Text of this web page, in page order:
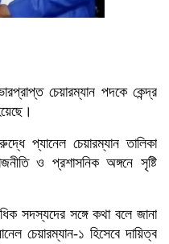
চেয়ারম্যান পদকে কেন্দ্র
প্যানেল চেয়ারম্যান তালিকা
ও প্রশাসনিক অঙ্গনে সৃষ্টি
সদস্যদের সঙ্গে কথা বলে জানা
চেয়ারম্যান-১ হিসেবে দায়িত্ব